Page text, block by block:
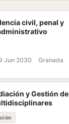
civil, penal y
Jun 2030 Granada
y Gestión de